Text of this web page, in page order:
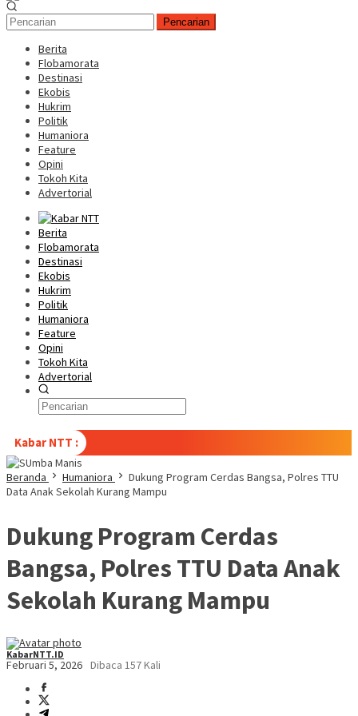
Pencarian
Berita
Flobamorata
Destinasi
Ekobis
Hukrim
Politik
Humaniora
Feature
Opini
Tokoh Kita
Advertorial
Berita
Flobamorata
Destinasi
Ekobis
Hukrim
Politik
Humaniora
Feature
Opini
Tokoh Kita
Advertorial
Kabar NTT :
Beranda Humaniora
Dukung Program Cerdas Bangsa, Polres TTU
Data Anak Sekolah Kurang Mampu
Dukung Program Cerdas
Bangsa, Polres TTU Data Anak
Sekolah Kurang Mampu
KabarNTT.ID
Februari 5, 2026 Dibaca 157 Kali